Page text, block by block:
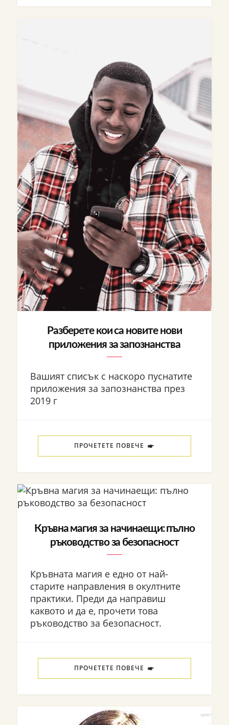
Разберете кои са новите нови
приложения за запознанства
Вашият списък с наскоро пуснатите
приложения за запознанства през
2019 г
ПРОЧЕТЕТЕ ПОВЕЧЕ
Кръвна магия за начинаещи: пълно
ръководство за безопасност
Кръвната магия е едно от най-
старите направления в окултните
практики. Преди да направиш
каквото и да е, прочети това
ръководство за безопасност.
ПРОЧЕТЕТЕ ПОВЕЧЕ